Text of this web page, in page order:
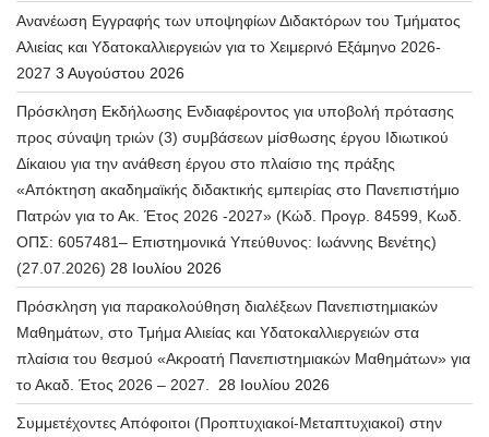
Ανανέωση Εγγραφής των υποψηφίων Διδακτόρων του Τμήματος
Αλιείας και Υδατοκαλλιεργειών για το Χειμερινό Εξάμηνο 2026-
2027 3 Αυγούστου 2026
Πρόσκληση Εκδήλωσης Ενδιαφέροντος για υποβολή πρότασης
προς σύναψη τριών (3) συμβάσεων μίσθωσης έργου Ιδιωτικού
Δίκαιου για την ανάθεση έργου στο πλαίσιο της πράξης
«Απόκτηση ακαδημαϊκής διδακτικής εμπειρίας στο Πανεπιστήμιο
Πατρών για το Ακ. Έτος 2026 -2027» (Κώδ. Προγρ. 84599, Κωδ.
ΟΠΣ: 6057481– Επιστημονικά Υπεύθυνος: Ιωάννης Βενέτης)
(27.07.2026) 28 Ιουλίου 2026
Πρόσκληση για παρακολούθηση διαλέξεων Πανεπιστημιακών
Μαθημάτων, στο Τμήμα Αλιείας και Υδατοκαλλιεργειών στα
πλαίσια του θεσμού «Ακροατή Πανεπιστημιακών Μαθημάτων» για
το Ακαδ. Έτος 2026 – 2027.
28 Ιουλίου 2026
Συμμετέχοντες Απόφοιτοι (Προπτυχιακοί-Μεταπτυχιακοί) στην